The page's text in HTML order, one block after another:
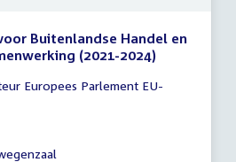
Buitenlandse Handel en
(2021-2024)
Europees Parlement EU-